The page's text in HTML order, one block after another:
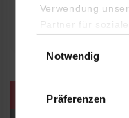
Verwendung
Partner für
YouTube, Google
Daten
haben oder die
Notwendig
Präferenzen
weitere